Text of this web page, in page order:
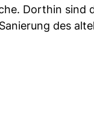
Dorthin sind
des